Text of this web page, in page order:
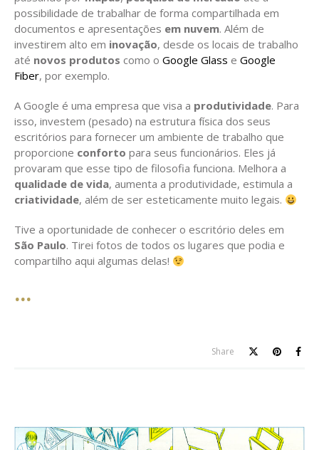
possibilidade de trabalhar de forma compartilhada em
documentos e apresentações em nuvem. Além de
investirem alto em inovação, desde os locais de trabalho
até novos produtos como o Google Glass e Google
Fiber, por exemplo.
A Google é uma empresa que visa a produtividade. Para
isso, investem (pesado) na estrutura física dos seus
escritórios para fornecer um ambiente de trabalho que
proporcione conforto para seus funcionários. Eles já
provaram que esse tipo de filosofia funciona. Melhora a
qualidade de vida, aumenta a produtividade, estimula a
criatividade, além de ser esteticamente muito legais.
Tive a oportunidade de conhecer o escritório deles em
São Paulo. Tirei fotos de todos os lugares que podia e
compartilho aqui algumas delas!
Share